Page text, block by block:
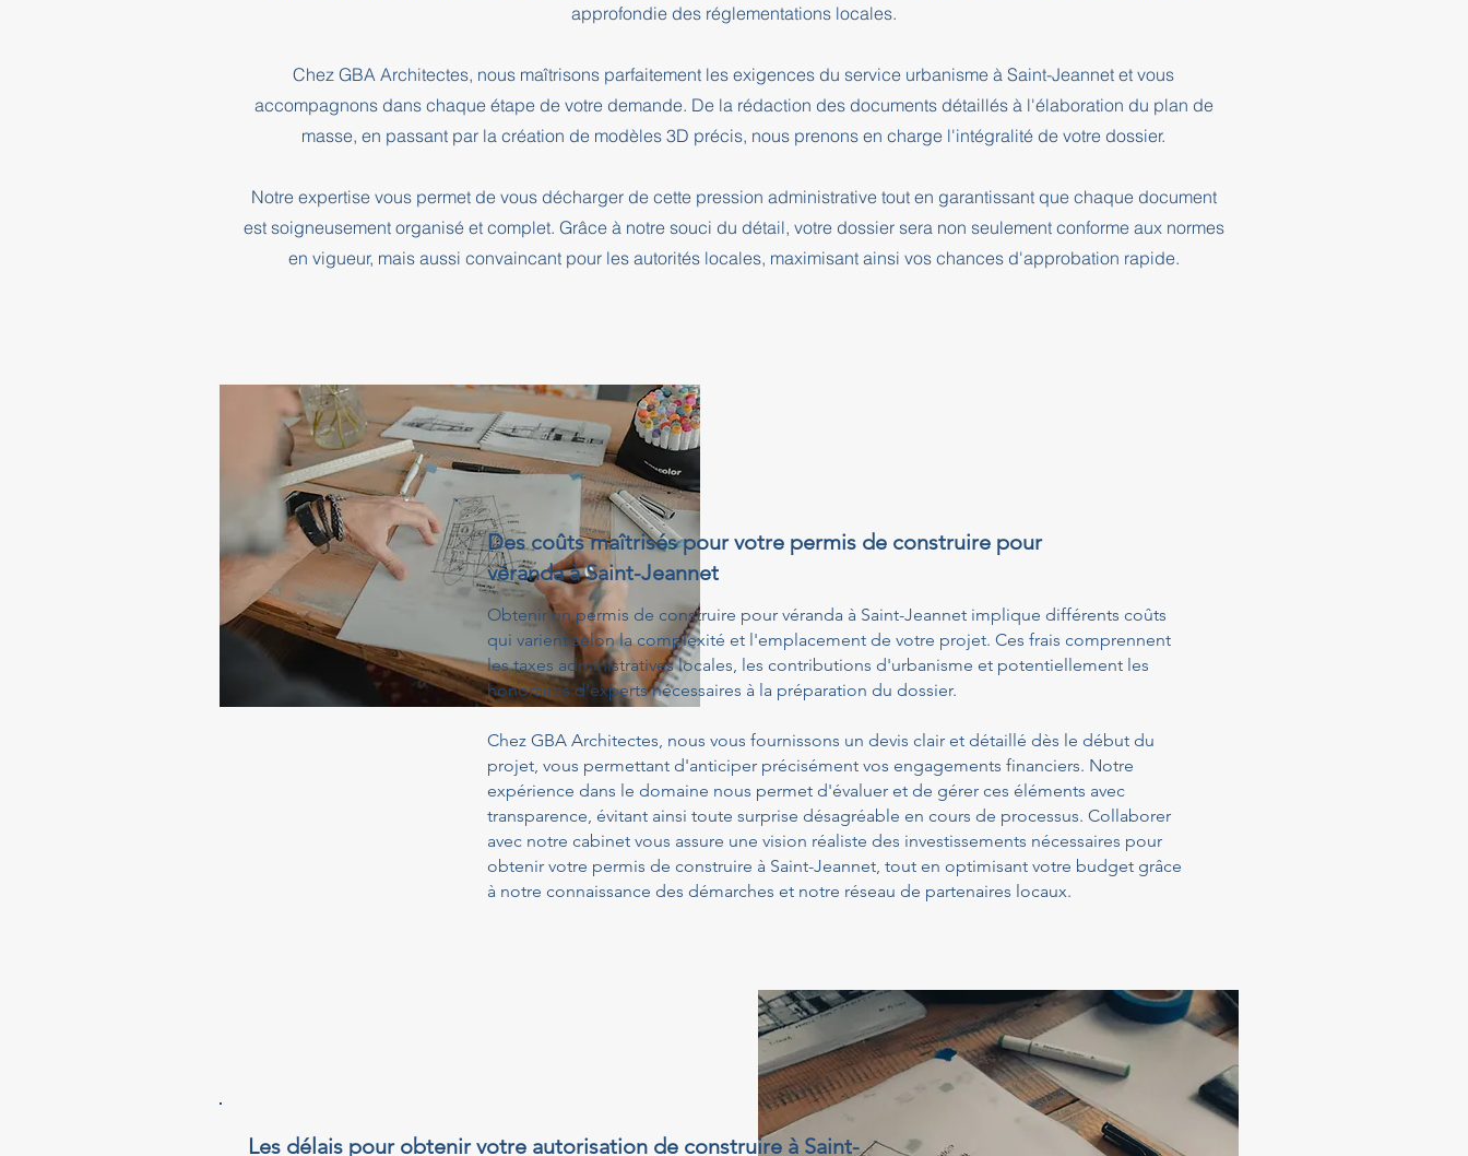
approfondie des réglementations locales.
Chez GBA Architectes, nous maîtrisons parfaitement les exigences du service urbanisme à Saint-Jeannet et vous
accompagnons dans chaque étape de votre demande. De la rédaction des documents détaillés à l'élaboration du plan de
masse, en passant par la création de modèles 3D précis, nous prenons en charge l'intégralité de votre dossier.
Notre expertise vous permet de vous décharger de cette pression administrative tout en garantissant que chaque document
est soigneusement organisé et complet. Grâce à notre souci du détail, votre dossier sera non seulement conforme aux normes
en vigueur, mais aussi convaincant pour les autorités locales, maximisant ainsi vos chances d'approbation rapide.
Des coûts maîtrisés pour votre permis de construire pour
véranda à Saint-Jeannet
Obtenir un permis de construire pour véranda à Saint-Jeannet implique différents coûts
qui varient selon la complexité et l'emplacement de votre projet. Ces frais comprennent
les taxes administratives locales, les contributions d'urbanisme et potentiellement les
honoraires d'experts nécessaires à la préparation du dossier.
Chez GBA Architectes, nous vous fournissons un devis clair et détaillé dès le début du
projet, vous permettant d'anticiper précisément vos engagements financiers. Notre
expérience dans le domaine nous permet d'évaluer et de gérer ces éléments avec
transparence, évitant ainsi toute surprise désagréable en cours de processus. Collaborer
avec notre cabinet vous assure une vision réaliste des investissements nécessaires pour
obtenir votre permis de construire à Saint-Jeannet, tout en optimisant votre budget grâce
à notre connaissance des démarches et notre réseau de partenaires locaux.
Les délais pour obtenir votre autorisation de construire à Saint-